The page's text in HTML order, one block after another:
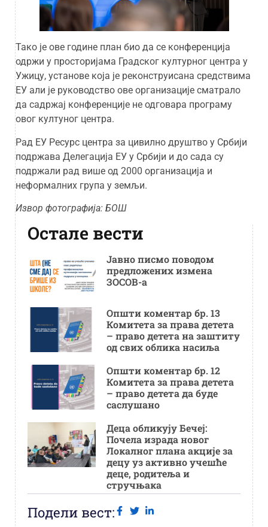
Тако је ове године план био да се конференција
одржи у просторијама Градског културног центра у
Ужицу, установе која је реконструисана средствима
ЕУ али је руководство ове организације сматрало
да садржај конференције не одговара програму
овог култуног центра.
Рад ЕУ Ресурс центра за цивилно друштво у Србији
подржава Делегација ЕУ у Србији и до сада су
подржали рад више од 2000 организација и
неформалних група у земљи.
Извор фотографија: БОШ
Остале вести
Јавно писмо поводом
предложених измена
ЗОСОВ-а
Општи коментар бр. 13
Комитета за права детета
– право детета на заштиту
од свих облика насиља
Општи коментар бр. 12
Комитета за права детета
– право детета да буде
саслушано
Деца обликују Бечеј:
Почела израда новог
Локалног плана акције за
децу уз активно учешће
деце, родитеља и
стручњака
Подели вест: